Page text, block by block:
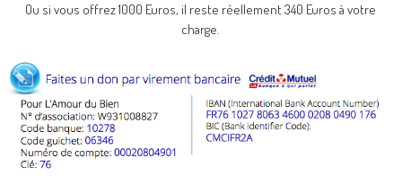
Ou si vous offrez 1000 Euros, il reste réellement 340 Euros à votre
charge.